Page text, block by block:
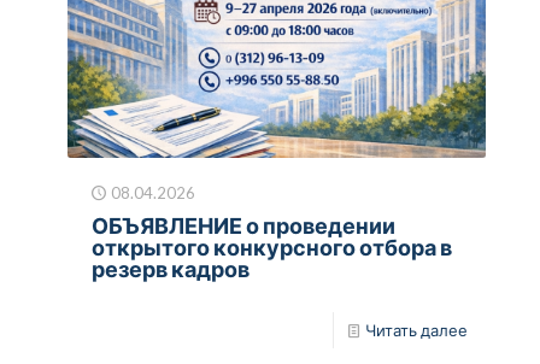
08.04.2026
ОБЪЯВЛЕНИЕ о проведении
открытого конкурсного отбора в
резерв кадров
Читать далее